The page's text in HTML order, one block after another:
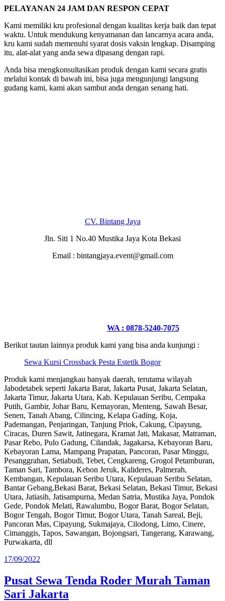
PELAYANAN 24 JAM DAN RESPON CEPAT
Kami memiliki kru profesional dengan kualitas kerja baik dan tepat
waktu. Untuk mendukung kenyamanan dan lancarnya acara anda,
kru kami sudah memenuhi syarat dosis vaksin lengkap. Disamping
itu, alat-alat yang anda sewa dipasang dengan rapi.
Anda bisa mengkonsultasikan produk dengan kami secara gratis
melalui kontak di bawah ini, bisa juga mengunjungi langsung
gudang kami, kami akan sambut anda dengan senang hati.
CV. Bintang Jaya
Jln. Siti 1 No.40 Mustika Jaya Kota Bekasi
Email : bintangjaya.event@gmail.com
WA : 0878-5240-7075
Berikut tautan lainnya produk kami yang bisa anda kunjungi :
Sewa Kursi Crossback Pesta Estetik Bogor
Produk kami menjangkau banyak daerah, terutama wilayah
Jabodetabek seperti Jakarta Barat, Jakarta Pusat, Jakarta Selatan,
Jakarta Timur, Jakarta Utara, Kab. Kepulauan Seribu, Cempaka
Putih, Gambir, Johar Baru, Kemayoran, Menteng, Sawah Besar,
Senen, Tanah Abang, Cilincing, Kelapa Gading, Koja,
Pademangan, Penjaringan, Tanjung Priok, Cakung, Cipayung,
Ciracas, Duren Sawit, Jatinegara, Kramat Jati, Makasar, Matraman,
Pasar Rebo, Pulo Gadung, Cilandak, Jagakarsa, Kebayoran Baru,
Kebayoran Lama, Mampang Prapatan, Pancoran, Pasar Minggu,
Pesanggrahan, Setiabudi, Tebet, Cengkareng, Grogol Petamburan,
Taman Sari, Tambora, Kebon Jeruk, Kalideres, Palmerah,
Kembangan, Kepulauan Seribu Utara, Kepulauan Seribu Selatan,
Bantar Gebang,Bekasi Barat, Bekasi Selatan, Bekasi Timur, Bekasi
Utara, Jatiasih, Jatisampurna, Medan Satria, Mustika Jaya, Pondok
Gede, Pondok Melati, Rawalumbu, Bogor Barat, Bogor Selatan,
Bogor Tengah, Bogor Timur, Bogor Utara, Tanah Sareal, Beji,
Pancoran Mas, Cipayung, Sukmajaya, Cilodong, Limo, Cinere,
Cimanggis, Tapos, Sawangan, Bojongsari, Tangerang, Karawang,
Purwakarta, dll
Diposkan
17/09/2022
Pusat Sewa Tenda Roder Murah Taman
Sari Jakarta